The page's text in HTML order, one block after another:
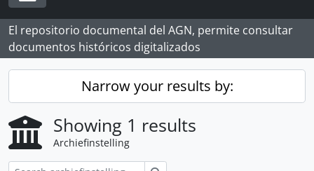
Toggle navigation
El repositorio documental del AGN, permite consultar
documentos históricos digitalizados
Narrow your results by:
Showing 1 results
Archiefinstelling